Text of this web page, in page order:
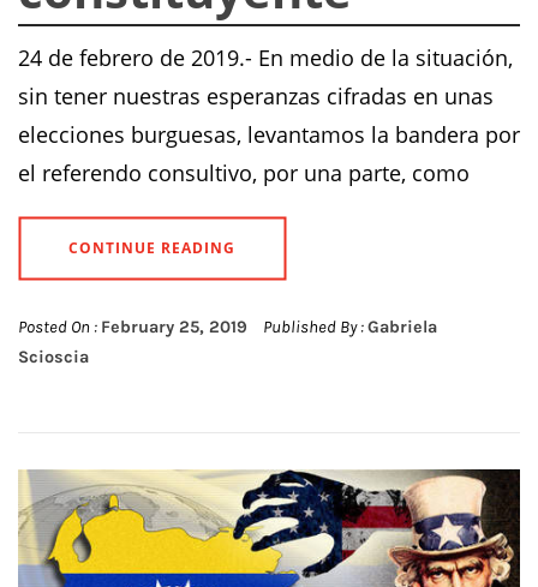
24 de febrero de 2019.- En medio de la situación,
sin tener nuestras esperanzas cifradas en unas
elecciones burguesas, levantamos la bandera por
el referendo consultivo, por una parte, como
CONTINUE READING
Posted On : February 25, 2019 Published By :Gabriela
Scioscia